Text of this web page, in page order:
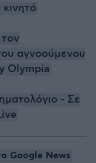
αγνοούμενου
Olympia
- Σε
Google News